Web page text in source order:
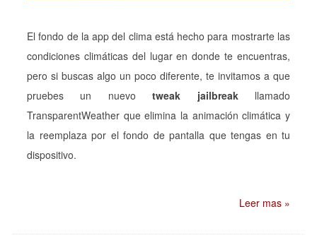
El fondo de la app del clima está hecho para mostrarte las
condiciones climáticas del lugar en donde te encuentras,
pero si buscas algo un poco diferente, te invitamos a que
pruebes un nuevotweak jailbreakllamado
TransparentWeather que elimina la animación climática y
la reemplaza por el fondo de pantalla que tengas en tu
dispositivo.
Leer mas »